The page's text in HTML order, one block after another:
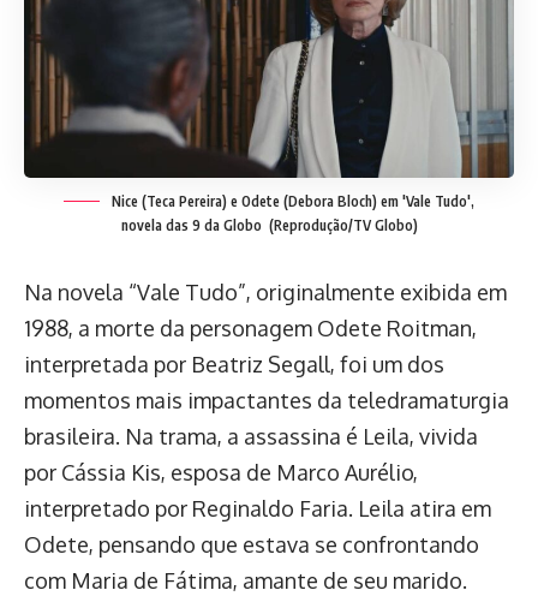
Nice (Teca Pereira) e Odete (Debora Bloch) em 'Vale Tudo',
novela das 9 da Globo (Reprodução/TV Globo)
Na novela “Vale Tudo”, originalmente exibida em
1988, a morte da personagem Odete Roitman,
interpretada por Beatriz Segall, foi um dos
momentos mais impactantes da teledramaturgia
brasileira. Na trama, a assassina é Leila, vivida
por Cássia Kis, esposa de Marco Aurélio,
interpretado por Reginaldo Faria. Leila atira em
Odete, pensando que estava se confrontando
com Maria de Fátima, amante de seu marido.